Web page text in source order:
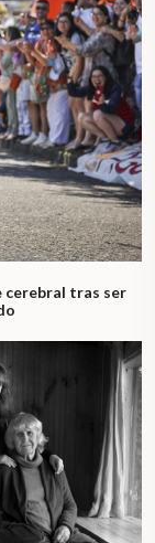
cerebral tras ser